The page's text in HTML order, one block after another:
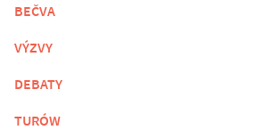
BEČVA
VÝZVY
DEBATY
TURÓW